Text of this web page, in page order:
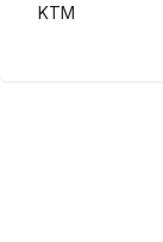
KTM